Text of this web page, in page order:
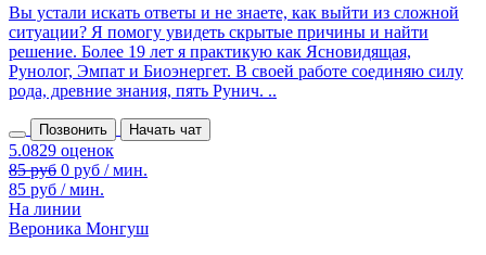
Вы устали искать ответы и не знаете, как выйти из сложной
ситуации? Я помогу увидеть скрытые причины и найти
решение. Более 19 лет я практикую как Ясновидящая,
Рунолог, Эмпат и Биоэнергет. В своей работе соединяю силу
рода, древние знания, пять Рунич. ..
Позвонить Начать чат
85 руб 0 руб / мин.
85 руб / мин.
На линии
Вероника Монгуш